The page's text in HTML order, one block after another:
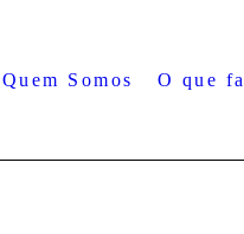
Quem Somos O que